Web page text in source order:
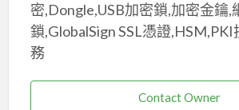
密,Dongle,USB加密鎖,加密金鑰,
鎖,GlobalSign SSL憑證
務
Contact Owner